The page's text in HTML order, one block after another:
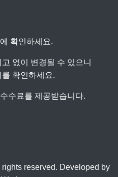
확인하세요.
없이 변경될 수 있으니
확인하세요.
수료를 제공받습니다.
reserved. Developed by